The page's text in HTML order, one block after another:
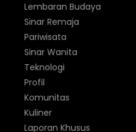
Lembaran Budaya
Sinar Remaja
Pariwisata
Sinar Wanita
Teknologi
Profil
Komunitas
Kuliner
Laporan Khusus